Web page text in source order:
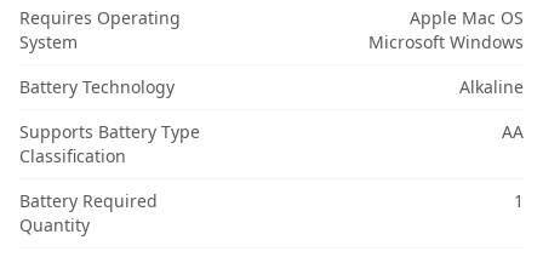
Requires Operating
System
Apple Mac OS
Microsoft Windows
Battery Technology
Alkaline
Supports Battery Type
Classification
AA
Battery Required
Quantity
1